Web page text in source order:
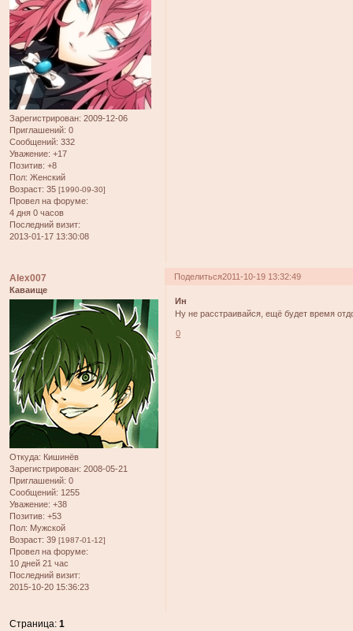
Зарегистрирован: 2009-12-06
Приглашений: 0
Сообщений: 332
Уважение: +17
Позитив: +8
Пол: Женский
Возраст: 35 [1990-09-30]
Провел на форуме:
4 дня 0 часов
Последний визит:
2013-01-17 13:30:08
Поделиться2011-10-19 13:32:49
Alex007
Каваище
Откуда: Кишинёв
Зарегистрирован: 2008-05-21
Приглашений: 0
Сообщений: 1255
Уважение: +38
Позитив: +53
Пол: Мужской
Возраст: 39 [1987-01-12]
Провел на форуме:
10 дней 21 час
Последний визит:
2015-10-20 15:36:23
Ин
Ну не расстраивайся, ещё будет время
0
Страница:1